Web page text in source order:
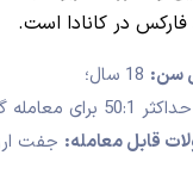
در کانادا است.
سن:
حداکثر 50:1 برای معامله گران خرده فروشی؛
قابل معامله: جفت